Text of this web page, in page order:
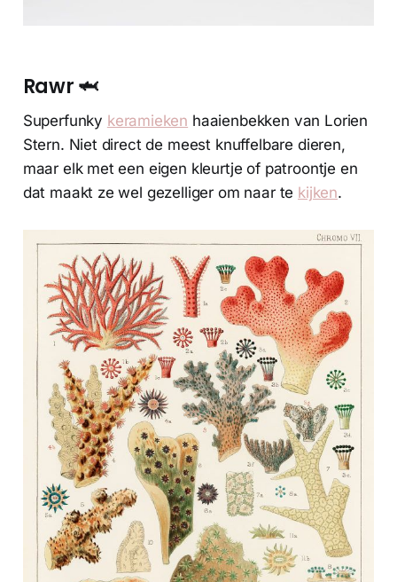
Rawr 🦈
Superfunky keramieken haaienbekken van Lorien
Stern. Niet direct de meest knuffelbare dieren,
maar elk met een eigen kleurtje of patroontje en
dat maakt ze wel gezelliger om naar te kijken.